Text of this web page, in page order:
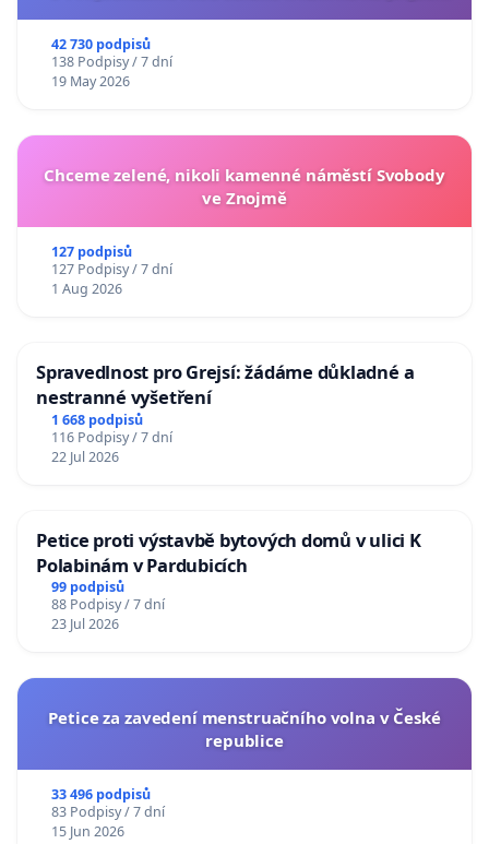
42 730 podpisů
138 Podpisy / 7 dní
19 May 2026
Chceme zelené, nikoli kamenné náměstí Svobody
ve Znojmě
127 podpisů
127 Podpisy / 7 dní
1 Aug 2026
Spravedlnost pro Grejsí: žádáme důkladné a
nestranné vyšetření
1 668 podpisů
116 Podpisy / 7 dní
22 Jul 2026
Petice proti výstavbě bytových domů v ulici K
Polabinám v Pardubicích
99 podpisů
88 Podpisy / 7 dní
23 Jul 2026
Petice za zavedení menstruačního volna v České
republice
33 496 podpisů
83 Podpisy / 7 dní
15 Jun 2026